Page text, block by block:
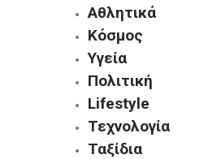
Αθλητικά
Κόσμος
Υγεία
Πολιτική
Lifestyle
Τεχνολογία
Ταξίδια